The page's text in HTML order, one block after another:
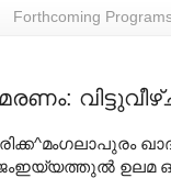
Forthcoming
ഉലമ